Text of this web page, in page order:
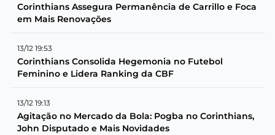
Corinthians Assegura Permanência de Carrillo e Foca
em Mais Renovações
13/12 19:53
Corinthians Consolida Hegemonia no Futebol
Feminino e Lidera Ranking da CBF
13/12 19:13
Agitação no Mercado da Bola: Pogba no Corinthians,
John Disputado e Mais Novidades